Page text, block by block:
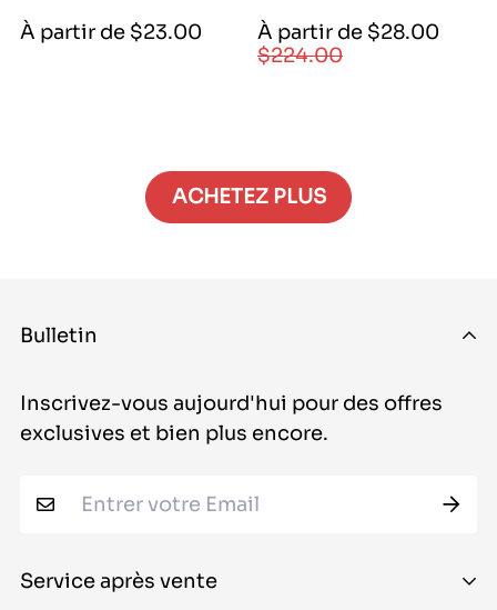
Prix
À partir de $23.00
Prix
de
18800|
22400|
22400
À partir de $28.00
Prix
régulier
$224.00
ACHETEZ PLUS
Service après vente
Bulletin
Inscrivez-vous aujourd'hui pour des offres
exclusives et bien plus encore.